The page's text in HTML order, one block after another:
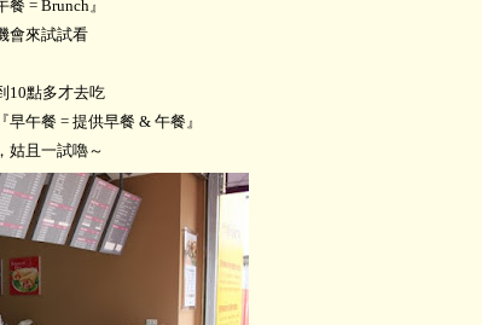
= Brunch』
會來試試看
10點多才去吃
午餐 = 提供早餐 & 午餐』
姑且一試嚕～